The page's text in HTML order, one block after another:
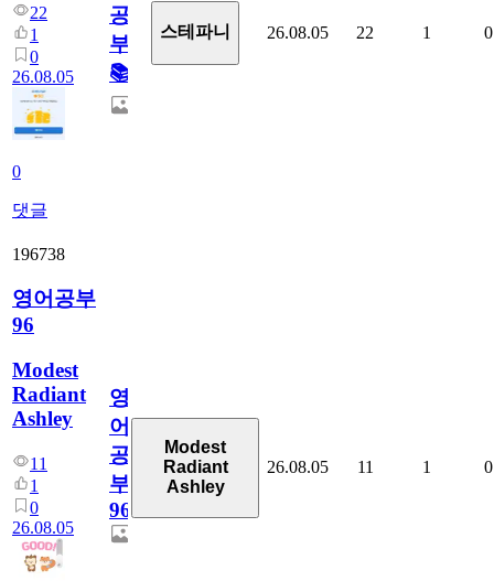
22
1
0
26.08.05
0
댓글
공
부!
📚
스테파니 26.08.05 22 1 0
196738
영어공부
96
Modest
Radiant
Ashley
11
1
0
26.08.05
영
어
공
부
96
Modest
Radiant
Ashley
26.08.05 11 1 0